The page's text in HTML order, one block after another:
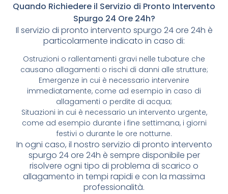
Quando Richiedere il Servizio di Pronto Intervento
Spurgo 24 Ore 24h?
Il servizio di pronto intervento spurgo 24 ore 24h è
particolarmente indicato in caso di:
Ostruzioni o rallentamenti gravi nelle tubature che
causano allagamenti o rischi di danni alle strutture;
Emergenze in cui è necessario intervenire
immediatamente, come ad esempio in caso di
allagamenti o perdite di acqua;
Situazioni in cui è necessario un intervento urgente,
come ad esempio durante i fine settimana, i giorni
festivi o durante le ore notturne.
In ogni caso, il nostro servizio di pronto intervento
spurgo 24 ore 24h è sempre disponibile per
risolvere ogni tipo di problema di scarico o
allagamento in tempi rapidi e con la massima
professionalità.